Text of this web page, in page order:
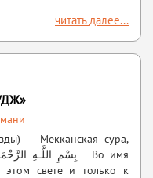
читать далее...
Мекканская сура,
этом свете и только к